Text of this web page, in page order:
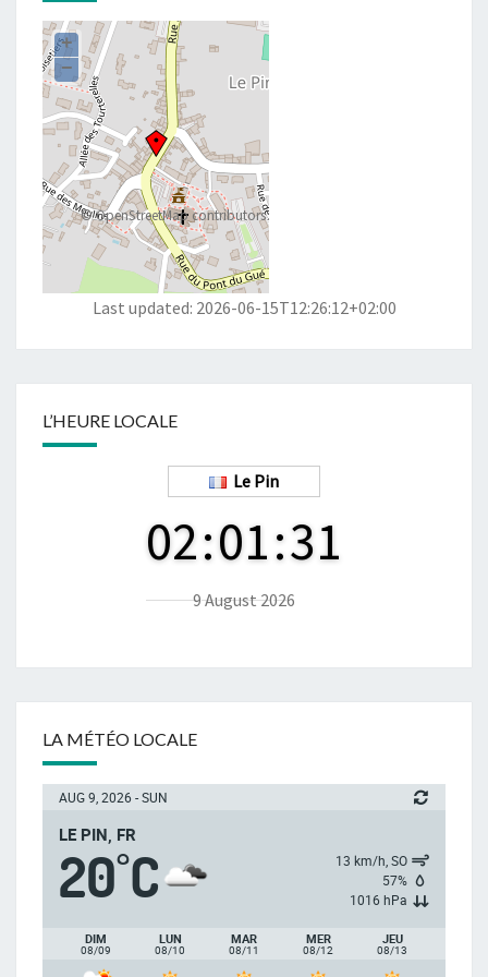
+
−
©OpenStreetMapcontributors
Last updated: 2026-06-15T12:26:12+02:00
L’HEURE LOCALE
Le Pin
02:01:32
9 August 2026
LA MÉTÉO LOCALE
AUG 9, 2026 - SUN
LE PIN, FR
20°C
13 km/h, SO
57%
1016 hPa
DIM
08/09
LUN
08/10
MAR
08/11
MER
08/12
JEU
08/13